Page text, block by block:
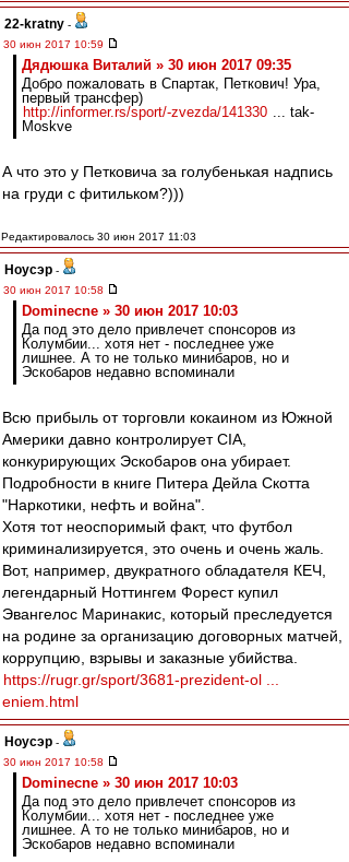
22-kratny -
30 июн 2017 10:59
Дядюшка Виталий » 30 июн 2017 09:35
Добро пожаловать в Спартак, Петкович! Ура,
первый трансфер)
http://informer.rs/sport/-zvezda/141330 ... tak-
Moskve
А что это у Петковича за голубенькая надпись
на груди с фитильком?)))
Редактировалось 30 июн 2017 11:03
Ноусэр -
30 июн 2017 10:58
Dominecne » 30 июн 2017 10:03
Да под это дело привлечет спонсоров из
Колумбии... хотя нет - последнее уже
лишнее. А то не только минибаров, но и
Эскобаров недавно вспоминали
Всю прибыль от торговли кокаином из Южной
Америки давно контролирует CIA,
конкурирующих Эскобаров она убирает.
Подробности в книге Питера Дейла Скотта
"Наркотики, нефть и война".
Хотя тот неоспоримый факт, что футбол
криминализируется, это очень и очень жаль.
Вот, например, двукратного обладателя КЕЧ,
легендарный Ноттингем Форест купил
Эвангелос Маринакис, который преследуется
на родине за организацию договорных матчей,
коррупцию, взрывы и заказные убийства.
https://rugr.gr/sport/3681-prezident-ol ...
eniem.html
Ноусэр -
30 июн 2017 10:58
Dominecne » 30 июн 2017 10:03
Да под это дело привлечет спонсоров из
Колумбии... хотя нет - последнее уже
лишнее. А то не только минибаров, но и
Эскобаров недавно вспоминали